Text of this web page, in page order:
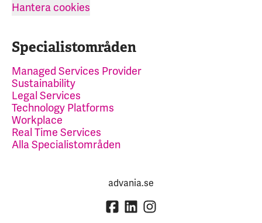
Hantera cookies
Specialistområden
Managed Services Provider
Sustainability
Legal Services
Technology Platforms
Workplace
Real Time Services
Alla Specialistområden
advania.se